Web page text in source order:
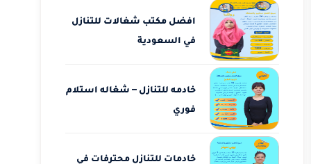
افضل مكتب شغالات للتنازل
في السعودية
خادمه للتنازل – شغاله استلام
فوري
خادمات للتنازل محترفات في